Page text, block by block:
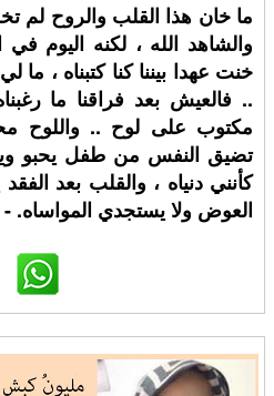
ما خان هذا القلب والروح
والشاهد الله ، لكنه اليوم
خنت عهدا بيننا كنا كتبناه ،
.. فالعيش بعد فراقنا ما
مكتوب على لوح .. واللوح
تضيق النفس من طفل يحبو
كأنني دنياه ، والقلب بعد
العوض ولا يستجدي المواساه.